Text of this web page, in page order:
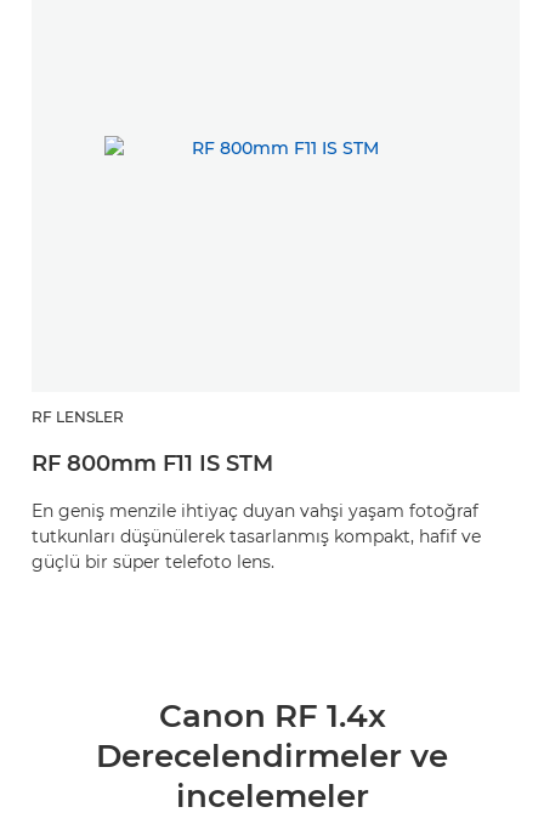
RF LENSLER
RF 800mm F11 IS STM
En geniş menzile ihtiyaç duyan vahşi yaşam fotoğraf
tutkunları düşünülerek tasarlanmış kompakt, hafif ve
güçlü bir süper telefoto lens.
Canon RF 1.4x
Derecelendirmeler ve
incelemeler